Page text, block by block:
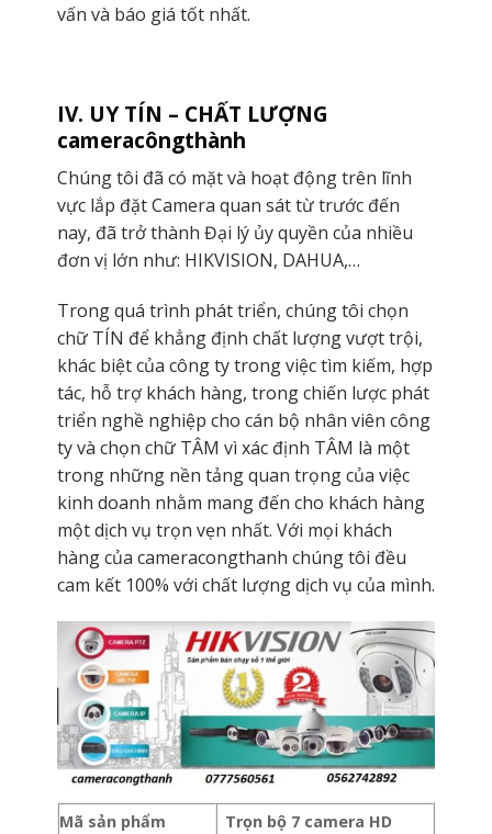
vấn và báo giá tốt nhất.
IV. UY TÍN – CHẤT LƯỢNG
cameracôngthành
Chúng tôi đã có mặt và hoạt động trên lĩnh
vực lắp đặt Camera quan sát từ trước đến
nay, đã trở thành Đại lý ủy quyền của nhiều
đơn vị lớn như: HIKVISION, DAHUA,…
Trong quá trình phát triển, chúng tôi chọn
chữ TÍN để khẳng định chất lượng vượt trội,
khác biệt của công ty trong việc tìm kiếm, hợp
tác, hỗ trợ khách hàng, trong chiến lược phát
triển nghề nghiệp cho cán bộ nhân viên công
ty và chọn chữ TÂM vì xác định TÂM là một
trong những nền tảng quan trọng của việc
kinh doanh nhằm mang đến cho khách hàng
một dịch vụ trọn vẹn nhất. Với mọi khách
hàng của cameracongthanh chúng tôi đều
cam kết 100% với chất lượng dịch vụ của mình.
Mã sản phẩm
Trọn bộ 7 camera HD